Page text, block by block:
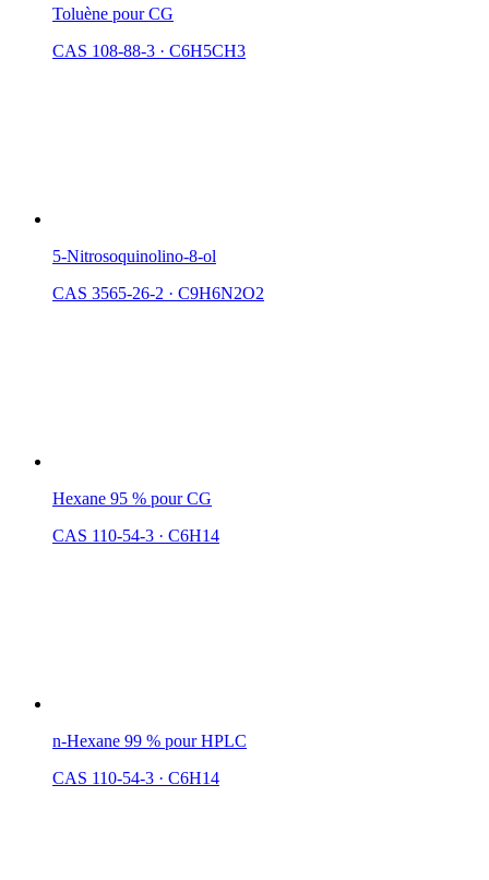
Toluène pour CG
CAS 108-88-3 · C6H5CH3
5-Nitrosoquinolino-8-ol
CAS 3565-26-2 · C9H6N2O2
Hexane 95 % pour CG
CAS 110-54-3 · C6H14
n-Hexane 99 % pour HPLC
CAS 110-54-3 · C6H14